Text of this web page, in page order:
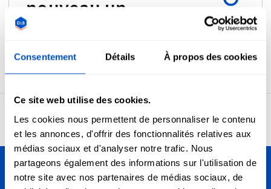
Consentement Détails À propos des cookies
Ce site web utilise des cookies.
Les cookies nous permettent de personnaliser le contenu
et les annonces, d'offrir des fonctionnalités relatives aux
médias sociaux et d'analyser notre trafic. Nous
partageons également des informations sur l'utilisation de
notre site avec nos partenaires de médias sociaux, de
nouveau un
produit
4,7 24 959 avis
Personnalisez vos créations